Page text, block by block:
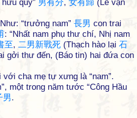
quy” 男有分, 女有歸 (Lễ vận
“trưởng nam” 長男 con trai
: “Nhất nam phụ thư chí, Nhị nam
至, 二男新戰死 (Thạch hào lại 石
gởi thư đến, (Báo tin) hai đứa con
cha mẹ tự xưng là “nam”.
một trong năm tước “Công Hầu
男.